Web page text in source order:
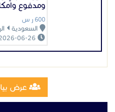
ومدفوع
600 ر س
السعودية
عرض